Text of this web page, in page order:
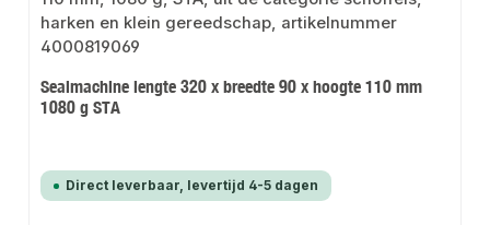
Sealmachine lengte 320 x breedte 90 x hoogte 110 mm
1080 g STA
Direct leverbaar, levertijd 4-5 dagen